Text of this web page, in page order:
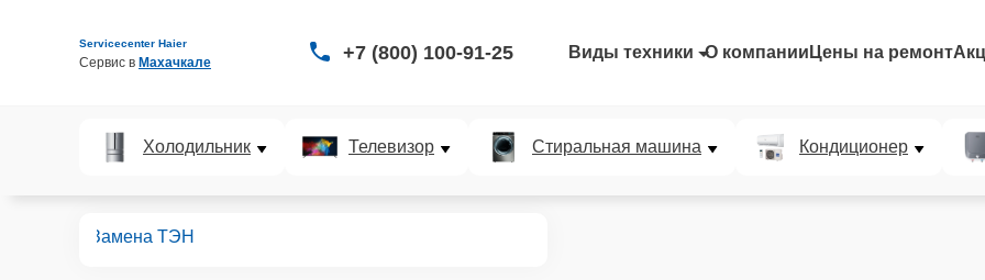
Servicecenter Haier
Сервис в Махачкале +7 (800) 100-91-25 Виды техники О компании Цены на ремонт
Холодильник Телевизор Стиральная машина Кондиционер
Замена ТЭН